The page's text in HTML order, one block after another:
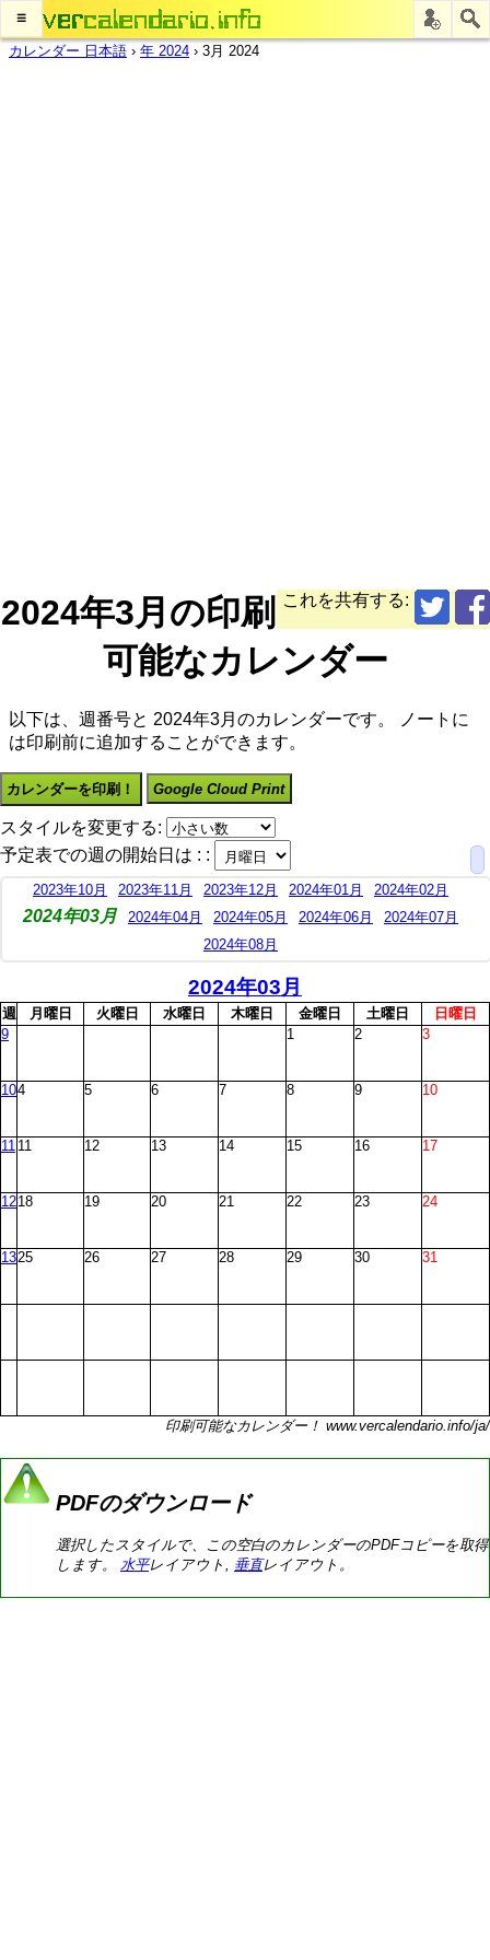
≡
カレンダー 日本語 › 年 2024 › 3月 2024
これを共有する:
2024年3月の印刷
可能なカレンダー
以下は、週番号と 2024年3月のカレンダーです。 ノートに
は印刷前に追加することができます。
カレンダーを印刷！ Google Cloud Print
スタイルを変更する:
予定表での週の開始日は : :
2023年10月 2023年11月 2023年12月 2024年01月 2024年02月
2024年03月 2024年04月 2024年05月 2024年06月
2024年07月
2024年08月
2024年03月
週 月 曜日 火曜日 水曜日 木曜日 金曜日 土曜日 日 曜日
9
1 2 3
104 5 6 7 8 9 10
11 11 12 13 14 15 16 17
1218 19 20 21 22 23 24
1325 26 27 28 29 30 31
印刷可能なカレンダー！ www.vercalendario.info/ja/
PDFのダウンロード
選択したスタイルで、この空白のカレンダーのPDFコピーを取得
します。 水平レイアウト, 垂直レイアウト。